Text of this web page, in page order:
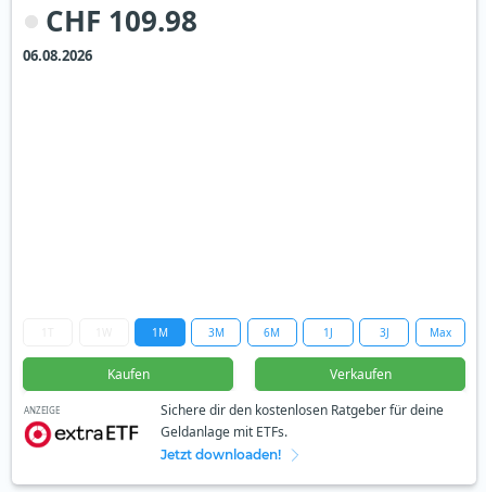
CHF 109.98
06.08.2026
1M 3M 6M 1J 3J Max
Kaufen Verkaufen
ANZEIGE
Sichere dir den kostenlosen Ratgeber für deine
Geldanlage mit ETFs.
Jetzt downloaden!